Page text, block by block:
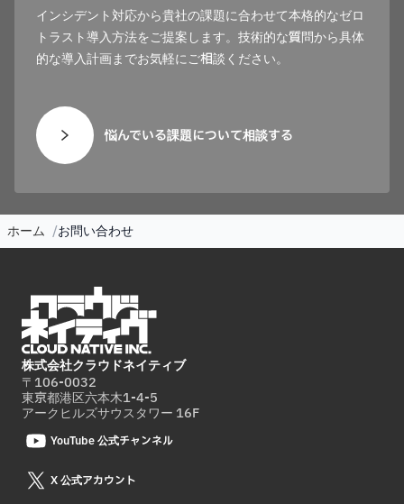
インシデント対応から貴社の課題に合わせて本格的なゼロ
トラスト導入方法をご提案します。技術的な質問から具体
的な導入計画までお気軽にご相談ください。
悩んでいる課題について相談する
ホーム お問い合わせ
株式会社クラウドネイティブ
〒106-0032
東京都港区六本木1-4-5
アークヒルズサウスタワー 16F
YouTube 公式チャンネル
X 公式アカウント